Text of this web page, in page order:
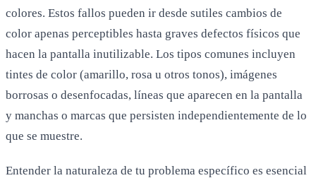
colores. Estos fallos pueden ir desde sutiles cambios de
color apenas perceptibles hasta graves defectos físicos que
hacen la pantalla inutilizable. Los tipos comunes incluyen
tintes de color (amarillo, rosa u otros tonos), imágenes
borrosas o desenfocadas, líneas que aparecen en la pantalla
y manchas o marcas que persisten independientemente de lo
que se muestre.
Entender la naturaleza de tu problema específico es esencial